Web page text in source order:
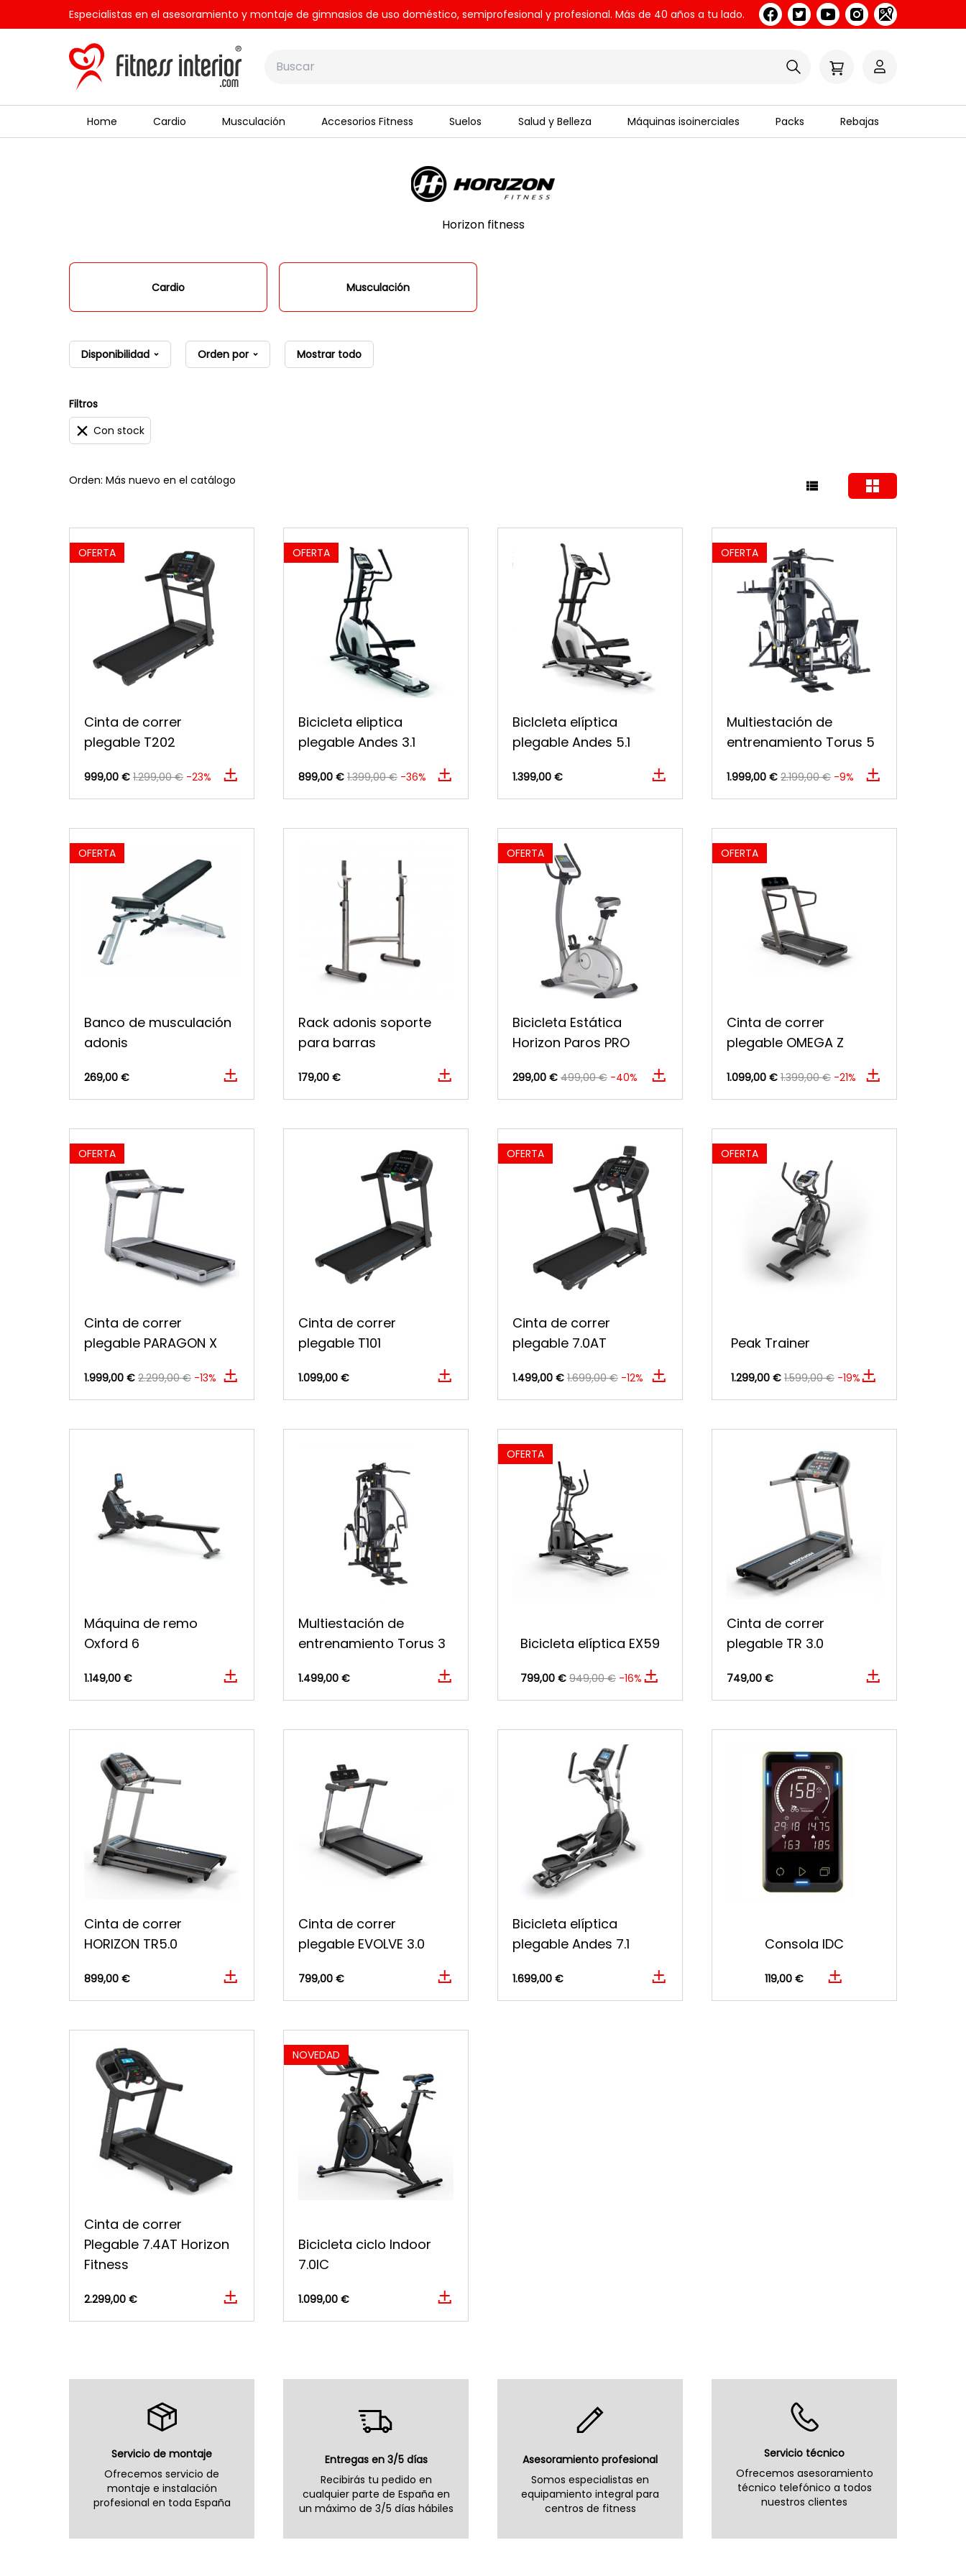
Especialistas en el asesoramiento y montaje de gimnasios de uso doméstico, semiprofesional y profesional. Más de 40 años a tu lado.
Home Cardio Musculación Accesorios Fitness Suelos Salud y Belleza Máquinas isoinerciales Packs Rebajas
Horizon fitness
Cardio Musculación
Disponibilidad Orden por Mostrar todo
Filtros
Con stock
Orden: Más nuevo en el catálogo
OFERTA
Cinta de correr
plegable T202
999,00 € 1.299,00 € -23%
OFERTA
Bicicleta eliptica
plegable Andes 3.1
899,00 € 1.399,00 € -36%
Biclcleta elíptica
plegable Andes 5.1
1.399,00 €
OFERTA
Multiestación de
entrenamiento Torus 5
1.999,00 € 2.199,00 € -9%
OFERTA
Banco de musculación
adonis
269,00 €
Rack adonis soporte
para barras
179,00 €
OFERTA
Bicicleta Estática
Horizon Paros PRO
299,00 € 499,00 € -40%
OFERTA
Cinta de correr
plegable OMEGA Z
1.099,00 € 1.399,00 € -21%
OFERTA
Cinta de correr
plegable PARAGON X
1.999,00 € 2.299,00 € -13%
Cinta de correr
plegable T101
1.099,00 €
OFERTA
Cinta de correr
plegable 7.0AT
1.499,00 € 1.699,00 € -12%
OFERTA
Peak Trainer
1.299,00 € 1.599,00 € -19%
Máquina de remo
Oxford 6
1.149,00 €
Multiestación de
entrenamiento Torus 3
1.499,00 €
OFERTA
Bicicleta elíptica EX59
799,00 € 949,00 € -16%
Cinta de correr
plegable TR 3.0
749,00 €
Cinta de correr
HORIZON TR5.0
899,00 €
Cinta de correr
plegable EVOLVE 3.0
799,00 €
Bicicleta elíptica
plegable Andes 7.1
1.699,00 €
Consola IDC
119,00 €
Cinta de correr
Plegable 7.4AT Horizon
Fitness
2.299,00 €
NOVEDAD
Bicicleta ciclo Indoor
7.0IC
1.099,00 €
Servicio de montaje
Ofrecemos servicio de
montaje e instalación
profesional en toda España
Entregas en 3/5 días
Recibirás tu pedido en
cualquier parte de España en
un máximo de 3/5 días hábiles
Asesoramiento profesional
Somos especialistas en
equipamiento integral para
centros de fitness
Servicio técnico
Ofrecemos asesoramiento
técnico telefónico a todos
nuestros clientes